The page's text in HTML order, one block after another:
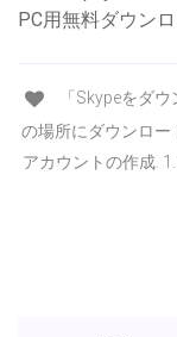
PC用無料ダウン
「Skypeをダ
の場所にダウンロー
アカウントの作成.